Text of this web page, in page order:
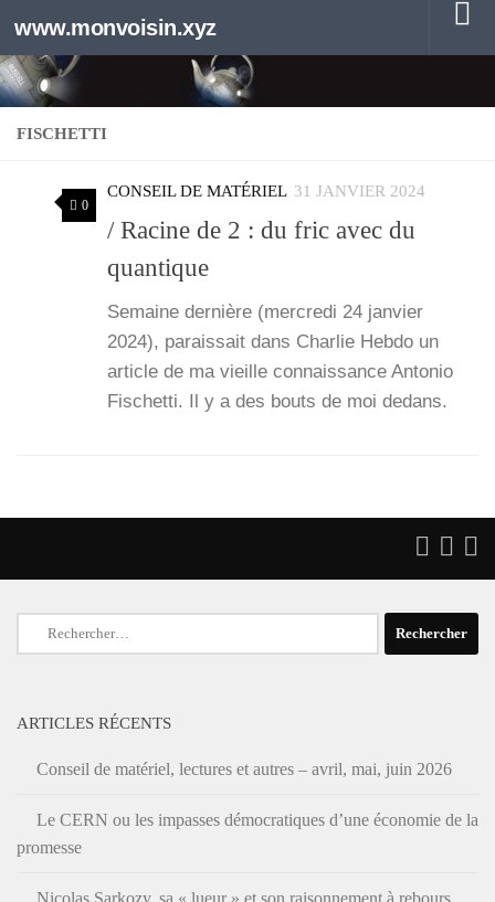
Au dessous du contenu
www.monvoisin.xyz
FISCHETTI
0
CONSEIL DE MATÉRIEL 31 JANVIER 2024
/ Racine de 2 : du fric avec du
quantique
Semaine der­nière (mer­cre­di 24 jan­vier
2024), parais­sait dans Char­lie Heb­do un
article de ma vieille connais­sance Anto­nio
Fischet­ti. Il y a des bouts de moi dedans.
Rechercher :
ARTICLES RÉCENTS
Conseil de matériel, lectures et autres – avril, mai, juin 2026
Le CERN ou les impasses démocratiques d’une économie de la
promesse
Nicolas Sarkozy, sa « lueur » et son raisonnement à rebours